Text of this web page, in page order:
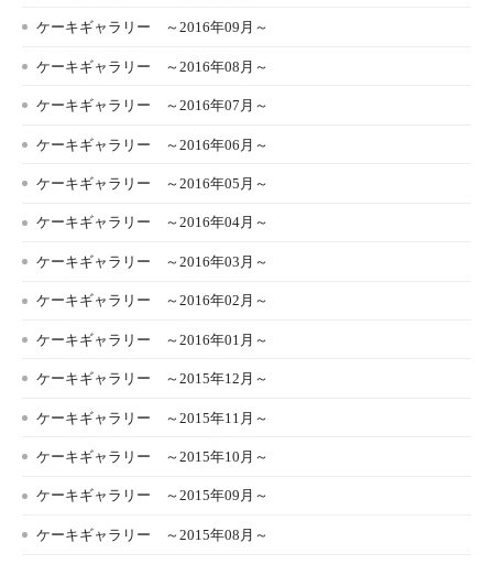
ケーキギャラリー ～2016年09月～
ケーキギャラリー ～2016年08月～
ケーキギャラリー ～2016年07月～
ケーキギャラリー ～2016年06月～
ケーキギャラリー ～2016年05月～
ケーキギャラリー ～2016年04月～
ケーキギャラリー ～2016年03月～
ケーキギャラリー ～2016年02月～
ケーキギャラリー ～2016年01月～
ケーキギャラリー ～2015年12月～
ケーキギャラリー ～2015年11月～
ケーキギャラリー ～2015年10月～
ケーキギャラリー ～2015年09月～
ケーキギャラリー ～2015年08月～